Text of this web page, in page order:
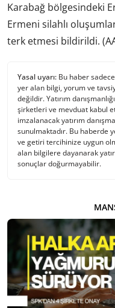
Karabağ bölgesindeki
Ermeni silahlı
terk etmesi bildirildi.
Yasal uyarı: Bu haber
yer alan bilgi, yorum ve
değildir. Yatırım
şirketleri ve mevduat kabul
imzalanacak yatırım
sunulmaktadır. Bu haberde
ve getiri tercihinize uygun
alan bilgilere dayanarak
sonuçlar doğurmayabilir.